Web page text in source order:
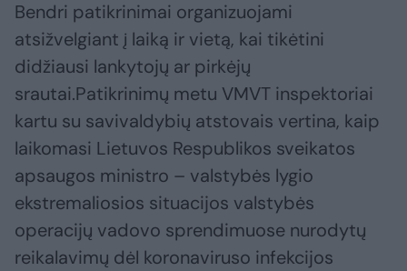
Bendri patikrinimai organizuojami
atsižvelgiant į laiką ir vietą, kai tikėtini
didžiausi lankytojų ar pirkėjų
srautai.Patikrinimų metu VMVT inspektoriai
kartu su savivaldybių atstovais vertina, kaip
laikomasi Lietuvos Respublikos sveikatos
apsaugos ministro – valstybės lygio
ekstremaliosios situacijos valstybės
operacijų vadovo sprendimuose nurodytų
reikalavimų dėl koronaviruso infekcijos